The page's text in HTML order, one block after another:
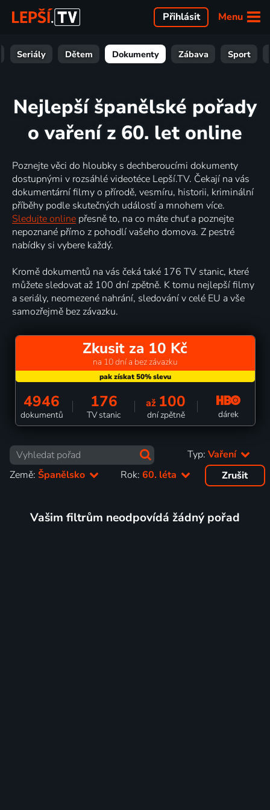
Menu
Přihlásit
Seriály Dětem Dokumenty Zábava Sport
Nejlepší španělské pořady
o vaření z 60. let online
Poznejte věci do hloubky s dechberoucími dokumenty
dostupnými v rozsáhlé videotéce Lepší.TV. Čekají na vás
dokumentární filmy o přírodě, vesmíru, historii, kriminální
příběhy podle skutečných událostí a mnohem více.
Sledujte online přesně to, na co máte chuť a poznejte
nepoznané přímo z pohodlí vašeho domova. Z pestré
nabídky si vybere každý.
Kromě dokumentů na vás čeká také 176 TV stanic, které
můžete sledovat až 100 dní zpětně. K tomu nejlepší filmy
a seriály, neomezené nahrání, sledování v celé EU a vše
samozřejmě bez závazku.
Zkusit za 10 Kč
na 10 dní a bez závazku
4946
dokumentů
176
TV stanic
až 100
dní zpětně dárek
Typ: Vaření
Země: Španělsko Rok:60. léta Zrušit
Vašim filtrům neodpovídá žádný pořad